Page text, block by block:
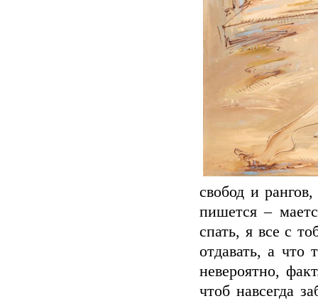
свобод и
пишется –
спать, я все с
отдавать, а что
невероятно,
чтоб навсегда